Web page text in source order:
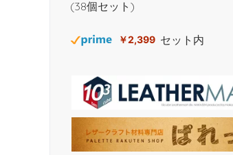
(38個セット)
￥2,399 セット内
ック*1（色はランダム）、
ハンマー*1、系*3、裁縫用
針*7、のり付け棒*1、へり
磨き*1、ウールダーバー
*3、ハサミ*1、測定尺*1、